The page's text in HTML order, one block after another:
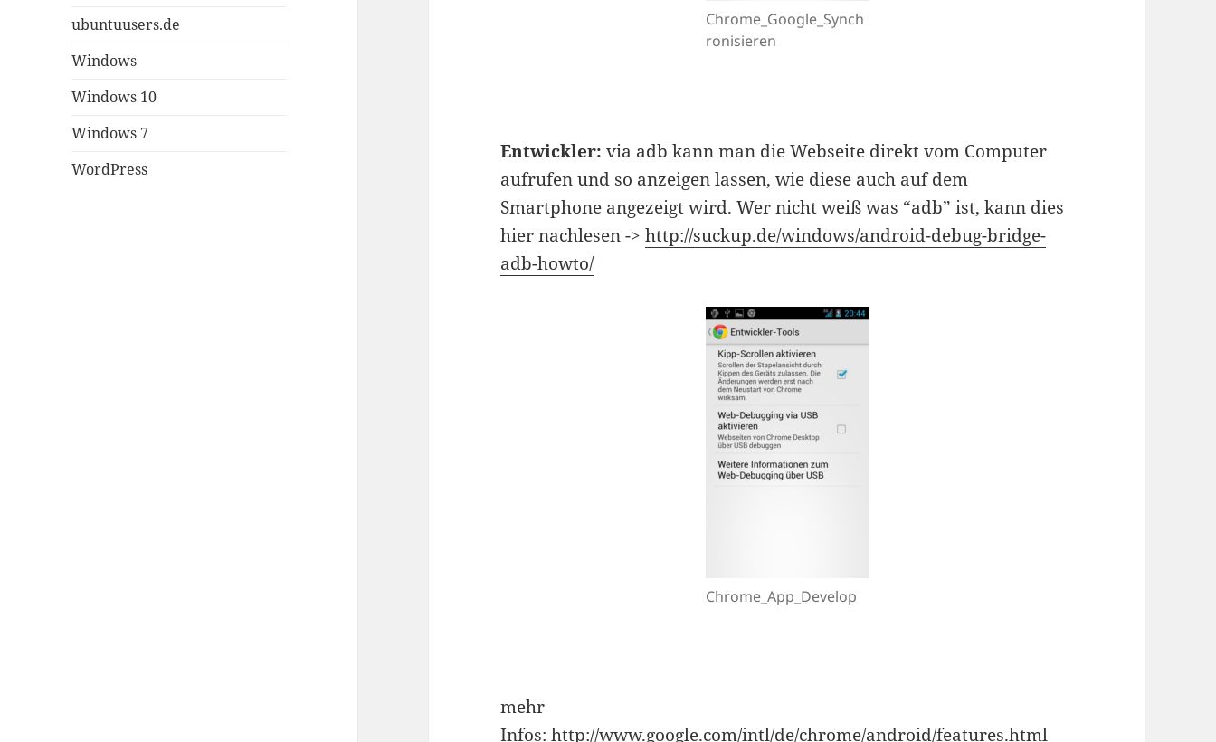
ubuntuusers.de
Windows
Windows 10
Windows 7
WordPress
Chrome_Google_Synch
ronisieren
Entwickler: via adb kann man die Webseite direkt vom Computer
aufrufen und so anzeigen lassen, wie diese auch auf dem
Smartphone angezeigt wird. Wer nicht weiß was “adb” ist, kann dies
hier nachlesen ->http://suckup.de/windows/android-debug-bridge-
adb-howto/
Chrome_App_Develop
mehr
Infos:http://www.google.com/intl/de/chrome/android/features.html